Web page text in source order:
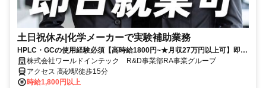
土日祝休み|化学メーカーで実験補助業務
HPLC・GCの使用経験必須【高時給1800円~★月収27万円以上可】即日
勤務OK！弊社スタッフさん多数活躍中！
株式会社ワールドインテック R&D事業部RA事業グループ
アクセス 高砂駅徒歩15分
時給1,800円以上